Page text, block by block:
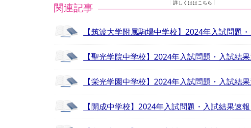
関連記事
【筑波大学附属駒場中学校】2024年入試問題
【聖光学院中学校】2024年入試問題・入試結果
【栄光学園中学校】2024年入試問題・入試結果
【開成中学校】2024年入試問題・入試結果速報